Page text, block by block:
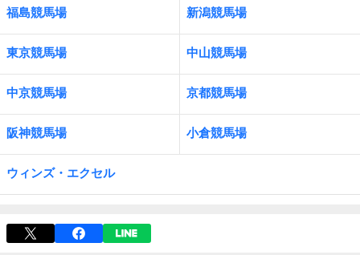
福島競馬場 新潟競馬場
東京競馬場 中山競馬場
中京競馬場 京都競馬場
阪神競馬場 小倉競馬場
ウィンズ・エクセル